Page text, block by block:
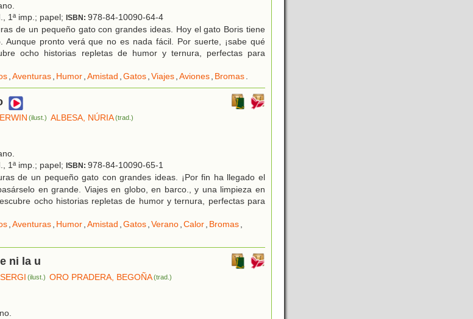
1ª imp.; papel; ISBN: 978-84-10090-64-4
de un pequeño gato con grandes ideas. Hoy el gato Boris tiene
Aunque pronto verá que no es nada fácil. Por suerte, ¡sabe qué
ocho historias repletas de humor y ternura, perfectas para
,Aventuras, Humor,Amistad ,Gatos,Viajes,Aviones, Bromas.
(ilust.) ALBESA, NÚRIA(trad.)
1ª imp.; papel; ISBN: 978-84-10090-65-1
de un pequeño gato con grandes ideas. ¡Por fin ha llegado el
en grande. Viajes en globo, en barco., y una limpieza en
ocho historias repletas de humor y ternura, perfectas para
,Aventuras, Humor,Amistad ,Gatos,Verano,Calor, Bromas,
ni la u
(ilust.) ORO PRADERA, BEGOÑA(trad.)